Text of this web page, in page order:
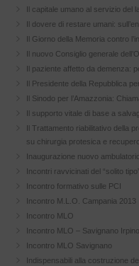
Il capitale umano al servizio del
Il dovere di restare umani:
Il Giorno della Memoria contro
Il nuovo Consiglio generale
Il paziente affetto da demenza:
Il Presidente della Repubblica
Il Sinodo per l’Amazzonia:
Il supporto vitale di base a
Il Trattamento riabilitativo della
su chirurgia protesica e
Inaugurazione nuovo
Incontri ravvicinati del “solito
Incontro formativo sulle PCI
Incontro M.L.O. Campania 2013
Incontro MLO
Incontro MLO – Savignano
Incontro MLO Savignano
Indispensabili alla costruzione